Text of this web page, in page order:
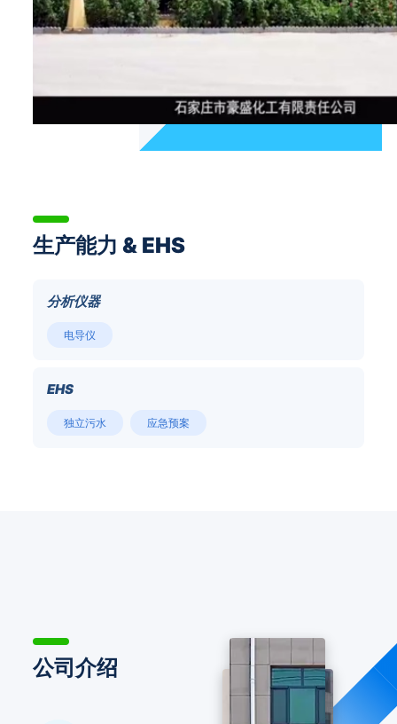
生产能力 & EHS
分析仪器
电导仪
EHS
独立污水 应急预案
公司介绍